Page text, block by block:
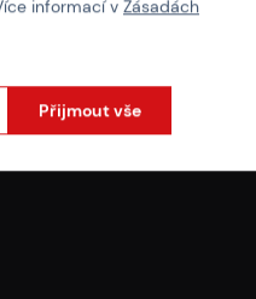
informací v Zásadách
Přijmout vše